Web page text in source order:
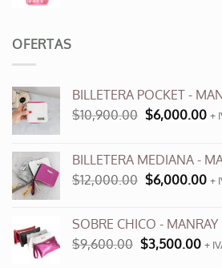
OFERTAS
BILLETERA POCKET -
$10,900.00 El
era:
$10,900.00.
$6,000.00El
es:
+
BILLETERA MEDIANA -
$12,000.00 El
era:
$12,000.00.
$6,000.00El
es:
+
SOBRE CHICO -
$9,600.00 El
$3,500.00El
+